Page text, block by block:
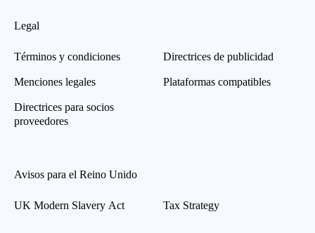
Legal
Términos y condiciones
Menciones legales
Directrices para socios
proveedores
Directrices de publicidad
Plataformas compatibles
Avisos para el Reino Unido
UK Modern Slavery Act Tax Strategy